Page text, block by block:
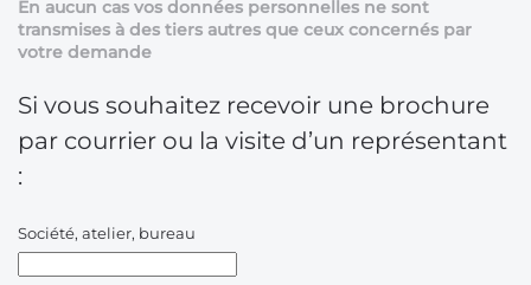
En aucun cas vos données personnelles ne sont
transmises à des tiers autres que ceux concernés par
votre demande
Si vous souhaitez recevoir une brochure
par courrier ou la visite d’un représentant
:
Société, atelier, bureau